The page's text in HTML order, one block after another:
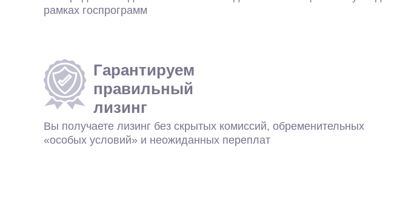
Гарантируем
правильный
лизинг
рамках госпрограмм
Вы получаете лизинг без скрытых комиссий, обременительных
«особых условий» и неожиданных переплат